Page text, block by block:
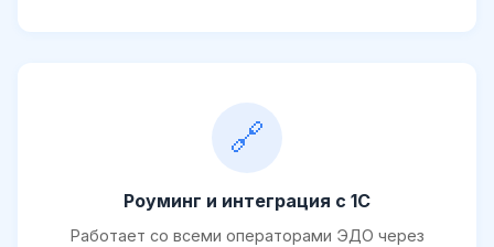
🔗
Роуминг и интеграция с 1С
Работает со всеми операторами ЭДО через